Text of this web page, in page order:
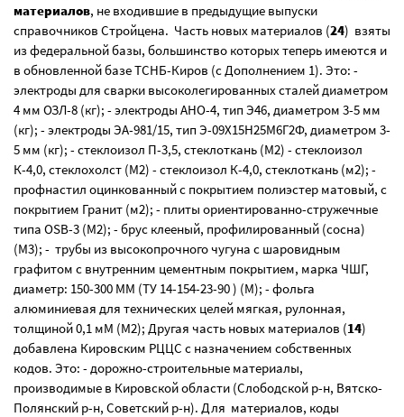
материалов, не входившие в предыдущие выпуски
справочников Стройцена. Часть новых материалов (24) взяты
из федеральной базы, большинство которых теперь имеются и
в обновленной базе ТСНБ-Киров (с Дополнением 1). Это: -
электроды для сварки высоколегированных сталей диаметром
4 мм ОЗЛ-8 (кг); - электроды АНО-4, тип Э46, диаметром 3-5 мм
(кг); - электроды ЭА-981/15, тип Э-09Х15Н25М6Г2Ф, диаметром 3-
5 мм (кг); - стеклоизол П-3,5, стеклоткань (М2) - стеклоизол
К-4,0, стеклохолст (М2) - стеклоизол К-4,0, стеклоткань (м2); -
профнастил оцинкованный с покрытием полиэстер матовый, с
покрытием Гранит (м2); - плиты ориентированно-стружечные
типа OSB-3 (М2); - брус клееный, профилированный (сосна)
(М3); - трубы из высокопрочного чугуна с шаровидным
графитом с внутренним цементным покрытием, марка ЧШГ,
диаметр: 150-300 ММ (ТУ 14-154-23-90 ) (М); - фольга
алюминиевая для технических целей мягкая, рулонная,
толщиной 0,1 мМ (М2); Другая часть новых материалов (14)
добавлена Кировским РЦЦС с назначением собственных
кодов. Это: - дорожно-строительные материалы,
производимые в Кировской области (Слободской р-н, Вятско-
Полянский р-н, Советский р-н). Для материалов, коды